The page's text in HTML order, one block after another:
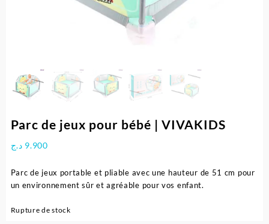
Parc de jeux pour bébé | VIVAKIDS
9.900 د.ج
Parc de jeux portable et pliable avec une hauteur de 51 cm pour
un environnement sûr et agréable pour vos enfant.
Rupture de stock